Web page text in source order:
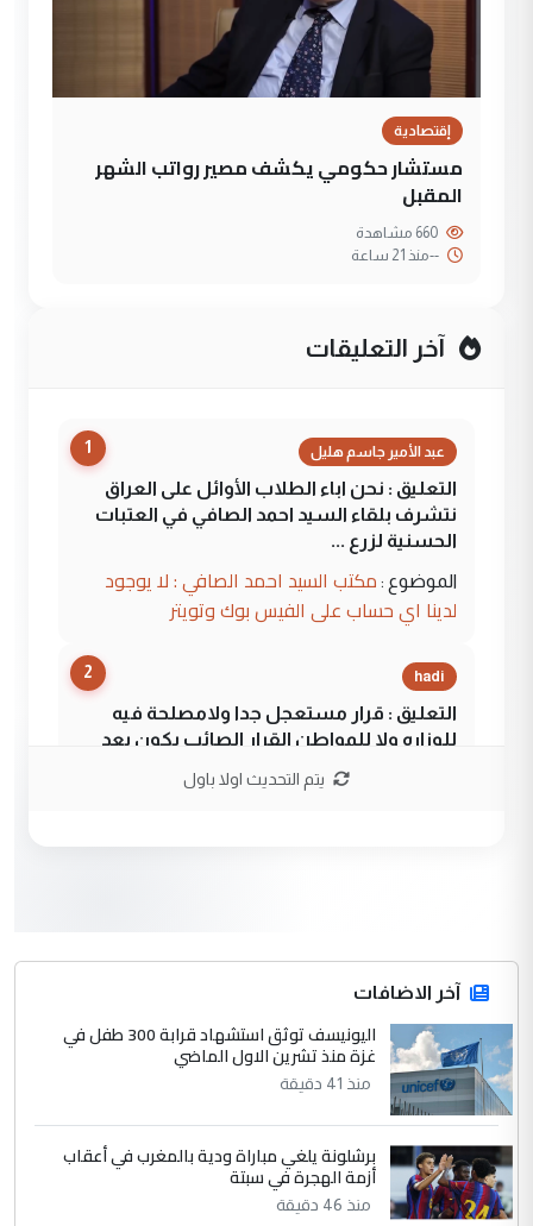
إقتصادية
مستشار حكومي يكشف مصير رواتب الشهر
المقبل
--منذ 21 ساعة
آخر التعليقات
1 عبد الأمير جاسم هليل
التعليق : نحن اباء الطلاب الأوائل على العراق
نتشرف بلقاء السيد احمد الصافي في العتبات
الحسنية لزرع ...
الموضوع : مكتب السيد احمد الصافي : لا يوجود
لدينا اي حساب على الفيس بوك وتويتر
2 hadi
التعليق : قرار مستعجل جدا ولامصلحة فيه
للوزاره ولا للمواطن القرار الصائب يكون بعد
جنسية الرافد الثالث للعراق ومن اصول عريقة
ابا فرات ...
الموضوع :
الجواهري يرد على صدام حسين سل
مضجعيك يابن الزنا (نص كامل)
4 سردار
التعليق : واحد من عصابة علي ماما يسقط
جنسية الرافد الثالث للعراق ومن اصول عريقة
ابا فرات ...
يتم التحديث اولا باول
آخر الاضافات
اليونيسف توثق استشهاد قرابة 300 طفل في
غزة منذ تشرين الاول الماضي
منذ 41 دقيقة
برشلونة يلغي مباراة ودية بالمغرب في أعقاب
أزمة الهجرة في سبتة
منذ 46 دقيقة